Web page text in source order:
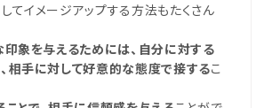
てイメージアップする方法もたくさん
印象を与えるためには、自分に対する
相手に対して好意的な態度で接するこ